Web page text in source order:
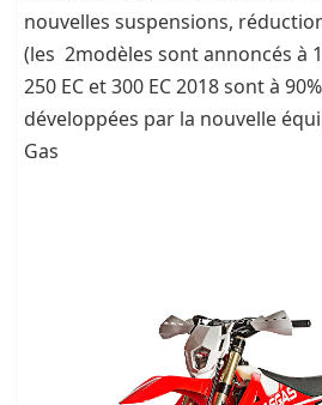
nouvelles suspensions,
(les 2modèles sont annoncés à
250 EC et 300 EC 2018 sont à
développées par la nouvelle
Gas